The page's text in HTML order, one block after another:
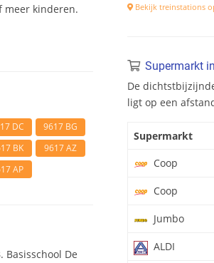
meer kinderen.
DC
9617 BG
BK
9617 AZ
AP
Basisschool De
Bekijk treinstations
Supermarkt
De
ligt op een
Supermarkt
Coop
Coop
Jumbo
ALDI